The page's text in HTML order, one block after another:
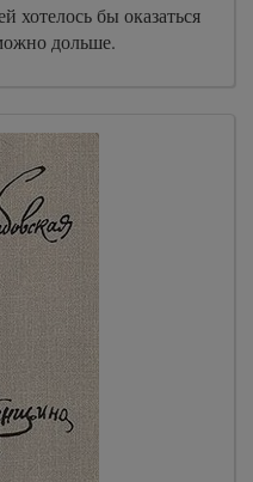
бы оказаться
дольше.